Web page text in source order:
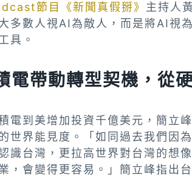
節目《新聞真假掰》 主持人
多數人視AI為敵人，而是將AI視
具。
電帶動轉型契機，從
電到美增加投資千億美元，簡立
的世界能見度。「如同過去我們因
識台灣，更拉高世界對台灣的想
，會變得更容易。」簡立峰指出